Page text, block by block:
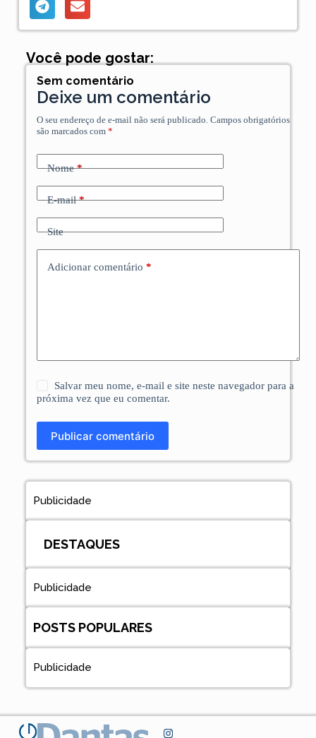
Você pode gostar:
Sem comentário
Deixe um comentário
O seu endereço de e-mail não será publicado. Campos obrigatórios
são marcados com *
Nome*
E-mail*
Site
Adicionar comentário *
Salvar meu nome, e-mail e site neste navegador para a
próxima vez que eu comentar.
Publicar comentário
Publicidade
DESTAQUES
Publicidade
POSTS POPULARES
Publicidade